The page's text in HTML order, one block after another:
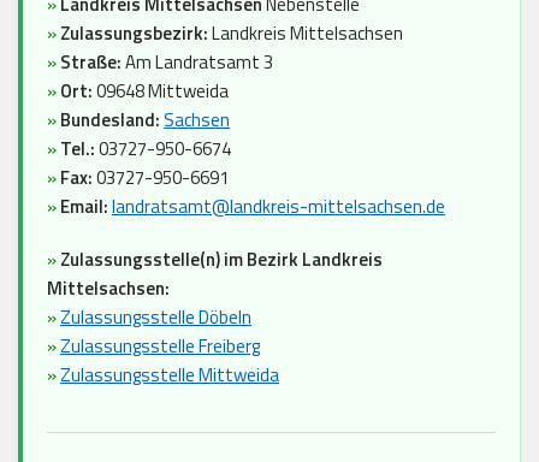
»Zulassungsbezirk:Landkreis Mittelsachsen
»Straße:Am Landratsamt 3
»Ort:09648 Mittweida
»Bundesland:Sachsen
»Tel.:03727-950-6674
»Fax:03727-950-6691
»Email:landratsamt@landkreis-mittelsachsen.de
»Zulassungsstelle(n) im Bezirk Landkreis
Mittelsachsen:
»Zulassungsstelle Döbeln
»Zulassungsstelle Freiberg
»Zulassungsstelle Mittweida